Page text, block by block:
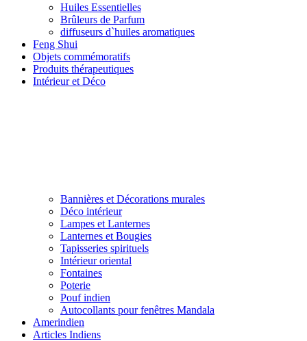
Huiles Essentielles
Brûleurs de Parfum
diffuseurs d`huiles aromatiques
Feng Shui
Objets commémoratifs
Produits thérapeutiques
Intérieur et Déco
Bannières et Décorations murales
Déco intérieur
Lampes et Lanternes
Lanternes et Bougies
Tapisseries spirituels
Intérieur oriental
Fontaines
Poterie
Pouf indien
Autocollants pour fenêtres Mandala
Amerindien
Articles Indiens